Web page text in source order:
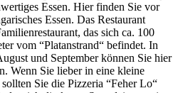
Essen. Hier finden Sie vor
Essen. Das Restaurant
das sich ca. 100
vom “Platanstrand“ befindet. In
und September können Sie hier
Wenn Sie lieber in eine kleine
Sie die Pizzeria “Feher Lo“